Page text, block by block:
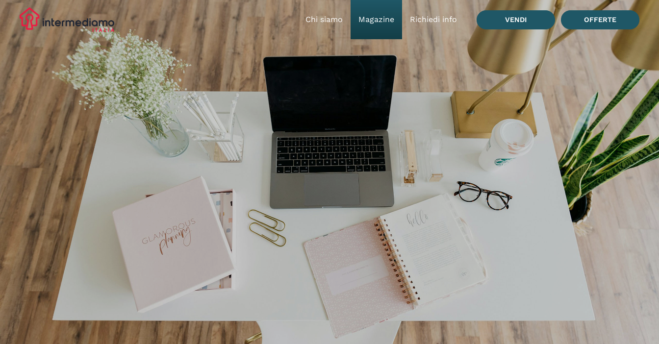
Chi siamo Magazine(Pagina corrente)
Richiedi info VENDI OFFERTE